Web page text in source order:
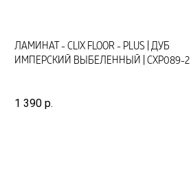
ЛАМИНАТ - CLIX FLOOR - PLUS | ДУБ
ИМПЕРСКИЙ ВЫБЕЛЕННЫЙ | CXP089-2
1 390 р.